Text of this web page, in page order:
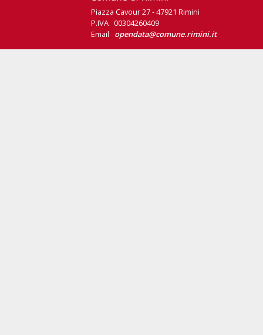
Piazza Cavour 27 - 47921 Rimini
P.IVA 00304260409
Email opendata@comune.rimini.it